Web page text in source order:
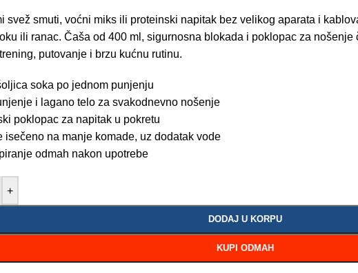
svež smuti, voćni miks ili proteinski napitak bez velikog aparata i
ili ranac. Čaša od 400 ml, sigurnosna blokada i poklopac za nošenje
putovanje i brzu kućnu rutinu.
soka po jednom punjenju
i lagano telo za svakodnevno nošenje
poklopac za napitak u pokretu
isečeno na manje komade, uz dodatak vode
odmah nakon upotrebe
+
DODAJ U KORPU
KUPI ODMAH